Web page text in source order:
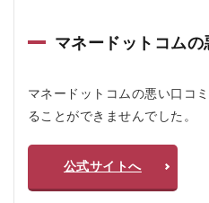
る
質
疑
問Q
マネードットコムの
マネードットコムの悪い口コ
ることができませんでした。
公式サイトへ